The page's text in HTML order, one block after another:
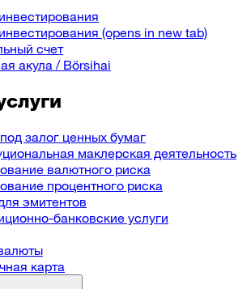
(opens in new tab)
счет
акула / Börsihai
залог ценных бумаг
маклерская деятельность
валютного риска
процентного риска
эмитентов
банковские услуги
карта